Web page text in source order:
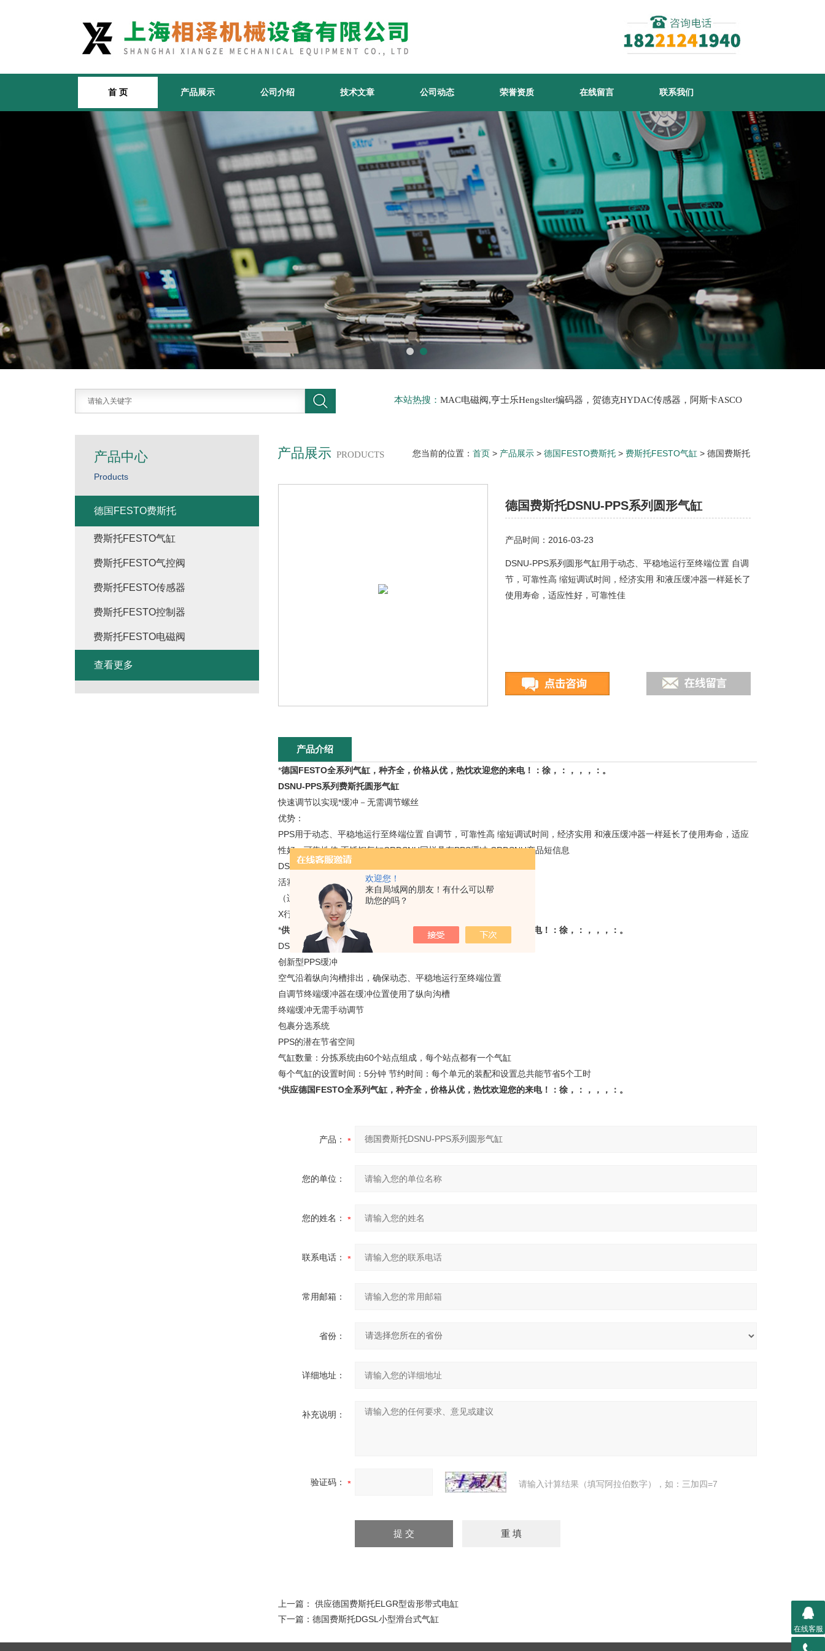
欢迎您！
来自局域网的朋友！有什么可以帮
助您的吗？
首 页 产品展示 公司介绍 技术文章 公司动态 荣誉资质 在线留言 联系我们
本站热搜： MAC电磁阀,亨士乐Hengslter编码器，贺德克HYDAC传感器，阿斯卡ASCO
产品展示 PRODUCTS 您当前的位置： 首页 > 产品展示 > 德国FESTO费斯托 > 费斯托FESTO气缸 > 德国费斯托
德国费斯托DSNU-PPS系列圆形气缸
产品时间：2016-03-23
DSNU-PPS系列圆形气缸用于动态、平稳地运行至终端位置 自调
节，可靠性高 缩短调试时间，经济实用 和液压缓冲器一样延长了
使用寿命，适应性好，可靠性佳
产品介绍
*德国FESTO全系列气缸，种齐全，价格从优，热忱欢迎您的来电！：徐，：，，，： 。
DSNU-PPS系列费斯托圆形气缸
快速调节以实现*缓冲－无需调节螺丝
优势：
PPS用于动态、平稳地运行至终端位置 自调节，可靠性高 缩短调试时间，经济实用 和液压缓冲器一样延长了使用寿命，适应
性好，可靠性佳 不锈钢气缸CRDSNU同样具有PPS缓冲 CRDSNU产品短信息
DSNU-PPS的技术参数
活塞直径 [mm] 16, 20, 25, 32, 40, 50, 63
（适用于双作用气缸）
X行程 [mm] 1 ... 500
*供应德国FESTO全系列气缸，种齐全，价格从优，热忱欢迎您的来电！：徐，：，，，： 。
DSNU-PPS系列费斯托圆形气缸的优势。
创新型PPS缓冲
空气沿着纵向沟槽排出，确保动态、平稳地运行至终端位置
自调节终端缓冲器在缓冲位置使用了纵向沟槽
终端缓冲无需手动调节
包裹分选系统
PPS的潜在节省空间
气缸数量：分拣系统由60个站点组成，每个站点都有一个气缸
每个气缸的设置时间：5分钟 节约时间：每个单元的装配和设置总共能节省5个工时
*供应德国FESTO全系列气缸，种齐全，价格从优，热忱欢迎您的来电！：徐，：，，，： 。
产品：
您的单位：
您的姓名：
联系电话：
常用邮箱：
省份：
详细地址：
补充说明：
验证码： 请输入计算结果（填写阿拉伯数字），如：三加四=7
上一篇： 供应德国费斯托ELGR型齿形带式电缸
下一篇： 德国费斯托DGSL小型滑台式气缸
产品中心
Products
德国FESTO费斯托
费斯托FESTO气缸
费斯托FESTO气控阀
费斯托FESTO传感器
费斯托FESTO控制器
费斯托FESTO电磁阀
查看更多
在线客服